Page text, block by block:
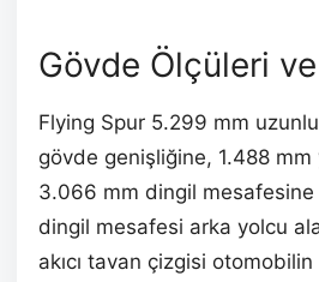
Gövde Ölçüleri ve
Flying Spur 5.299 mm
gövde genişliğine, 1.488 mm
3.066 mm dingil mesafesine
dingil mesafesi arka yolcu
akıcı tavan çizgisi